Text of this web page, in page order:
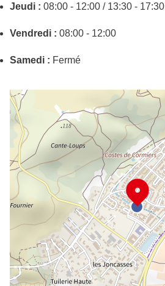
Jeudi : 08:00 - 12:00 / 13:30 - 17:30
Vendredi : 08:00 - 12:00
Samedi : Fermé